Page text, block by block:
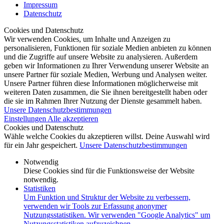
Impressum
Datenschutz
Cookies und Datenschutz
Wir verwenden Cookies, um Inhalte und Anzeigen zu
personalisieren, Funktionen für soziale Medien anbieten zu können
und die Zugriffe auf unsere Website zu analysieren. Außerdem
geben wir Informationen zu Ihrer Verwendung unserer Website an
unsere Partner für soziale Medien, Werbung und Analysen weiter.
Unsere Partner führen diese Informationen möglicherweise mit
weiteren Daten zusammen, die Sie ihnen bereitgestellt haben oder
die sie im Rahmen Ihrer Nutzung der Dienste gesammelt haben.
Unsere Datenschutzbestimmungen
EinstellungenAlle akzeptieren
Cookies und Datenschutz
Wähle welche Cookies du akzeptieren willst. Deine Auswahl wird
für ein Jahr gespeichert. Unsere Datenschutzbestimmungen
Notwendig
Diese Cookies sind für die Funktionsweise der Website
notwendig.
Statistiken
Um Funktion und Struktur der Website zu verbessern,
verwenden wir Tools zur Erfassung anonymer
Nutzungsstatistiken. Wir verwenden "Google Analytics" um